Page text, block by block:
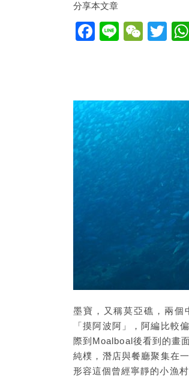
分享本文章
Facebook
Line
墨寶，又稱莫亞礁，兩個
「摸阿波阿」，阿編比較
際到Moalboal後看到的畫
純樸，潛店與餐廳聚集在
形容這個曾經寧靜的小漁